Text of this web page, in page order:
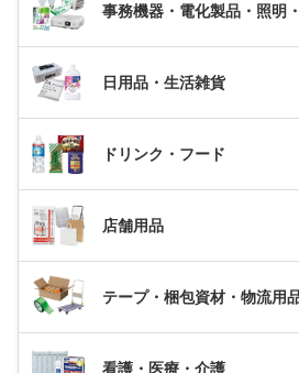
事務機器・電化製品・照明
日用品・生活雑貨
ドリンク・フード
店舗用品
テープ・梱包資材・物流用
看護・医療・介護